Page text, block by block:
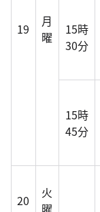
19
月
曜
15時
30分
15時
45分
20
火
曜